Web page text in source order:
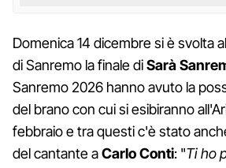
Domenica 14 dicembre si è svolta
di Sanremo la finale diSarà
Sanremo 2026 hanno avuto la
del brano con cui si esibiranno
febbraio e tra questi c'è stato
del cantante aCarlo Conti: "Ti ho